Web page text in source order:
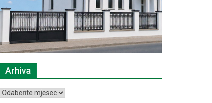
Arhiva
Arhiva